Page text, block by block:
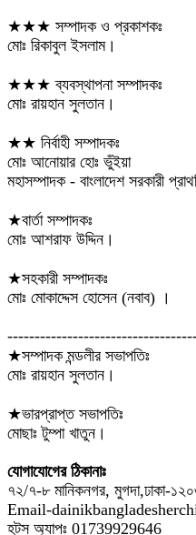
★★★ সম্পাদক ও প্রকাশকঃ
মোঃ রিকাবুল ইসলাম।
★★★ ব্যবস্থাপনা সম্পাদকঃ
মোঃ রায়হান সুলতান।
★★ নির্বাহী সম্পাদকঃ
মোঃ আনোয়ার হোঃ ভুঁইয়া
মহাসম্পাদক - বাংলাদেশ সরকারী
★বার্তা সম্পাদকঃ
মোঃ আশরাফ উদ্দিন।
★সহকারী সম্পাদকঃ
মোঃ মোকাদ্দেস হোসেন (নবাব) ।
★সম্পাদক মন্ডলীর সভাপতিঃ
মোঃ রায়হান সুলতান।
★ভারপ্রাপ্ত সভাপতিঃ
মোছাঃ টুম্পা খাতুন।
যোগাযোগের ঠিকানাঃ
৭২/৭-৮ মানিকনগর, মুগদা,ঢাকা-
Email-
হটস অ্যাপঃ 01739929646